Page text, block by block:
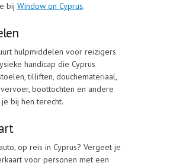
bij Window on Cyprus.
hulpmiddelen voor reizigers
handicap die Cyprus
tilliften, douchemateriaal,
boottochten en andere
bij hen terecht.
op reis in Cyprus? Vergeet je
voor personen met een